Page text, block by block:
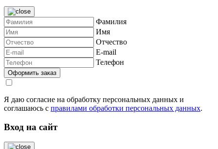
Фамилия
Имя
Отчество
E-mail
Телефон
Я даю согласие на обработку персональных данных и
соглашаюсь с правилами обработки персональных данных.
Вход на сайт